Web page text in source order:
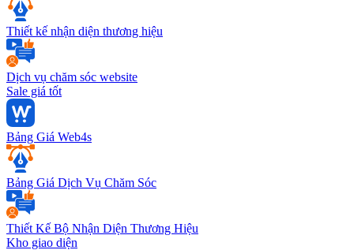
Thiết kế nhận diện thương hiệu
Dịch vụ chăm sóc website
Sale giá tốt
Bảng Giá Web4s
Bảng Giá Dịch Vụ Chăm Sóc
Thiết Kế Bộ Nhận Diện Thương Hiệu
Kho giao diện